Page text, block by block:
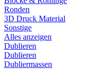
Ronden
3D Druck Material
Sonstige
Alles anzeigen
Dublieren
Dublieren
Dubliermassen